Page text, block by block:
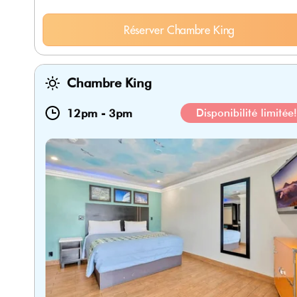
Réserver Chambre King
Chambre King
12pm - 3pm Disponibilité limitée!